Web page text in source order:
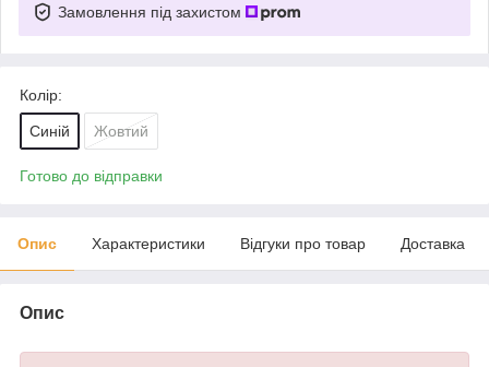
Замовлення під захистом
Колір:
Синій Жовтий
Готово до відправки
Опис Характеристики Відгуки про товар Доставка
Опис